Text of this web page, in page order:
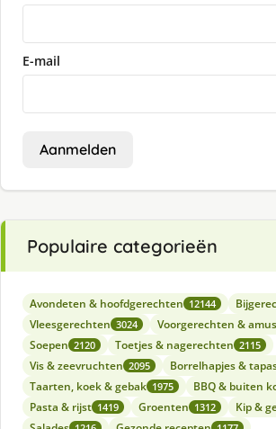
E-mail
Aanmelden
Populaire categorieën
Avondeten & hoofdgerechten 12144
Vleesgerechten 3024 Voorgerechten &
Soepen 2120 Toetjes & nagerechten 2115
Vis & zeevruchten 2095 Borrelhapjes &
Taarten, koek & gebak 1975 BBQ & buiten
Pasta & rijst 1419 Groenten 1312 Kip &